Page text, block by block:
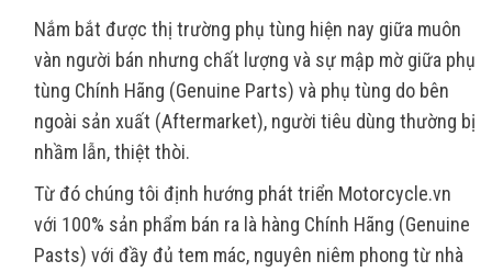
Nắm bắt được thị trường phụ tùng hiện nay giữa muôn
vàn người bán nhưng chất lượng và sự mập mờ giữa phụ
tùng Chính Hãng (Genuine Parts) và phụ tùng do bên
ngoài sản xuất (Aftermarket), người tiêu dùng thường bị
nhầm lẫn, thiệt thòi.
Từ đó chúng tôi định hướng phát triển Motorcycle.vn
với 100% sản phẩm bán ra là hàng Chính Hãng (Genuine
Pasts) với đầy đủ tem mác, nguyên niêm phong từ nhà